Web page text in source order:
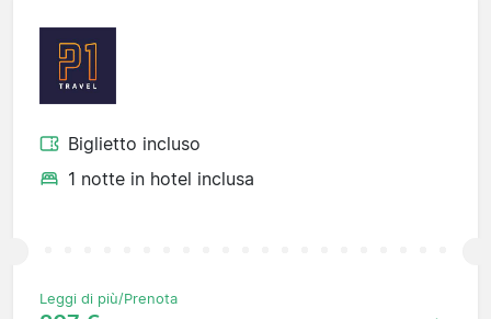
Biglietto incluso
1 notte in hotel inclusa
Leggi di più/Prenota